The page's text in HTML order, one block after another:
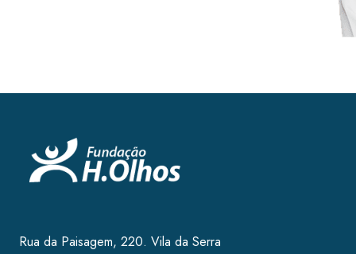
Rua da Paisagem, 220. Vila da Serra